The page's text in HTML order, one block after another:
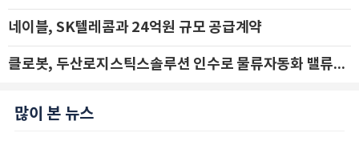
네이블, SK텔레콤과 24억원 규모 공급계약
클로봇, 두산로지스틱스솔루션 인수로 물류자동화 밸류체인 확장 추진 - IBK투자증권
많이 본 뉴스